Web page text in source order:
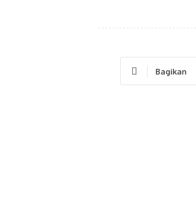
Bagikan